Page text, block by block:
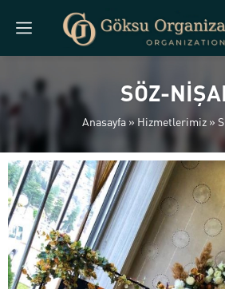
SÖZ-
Anasayfa »Hizmetlerimiz »